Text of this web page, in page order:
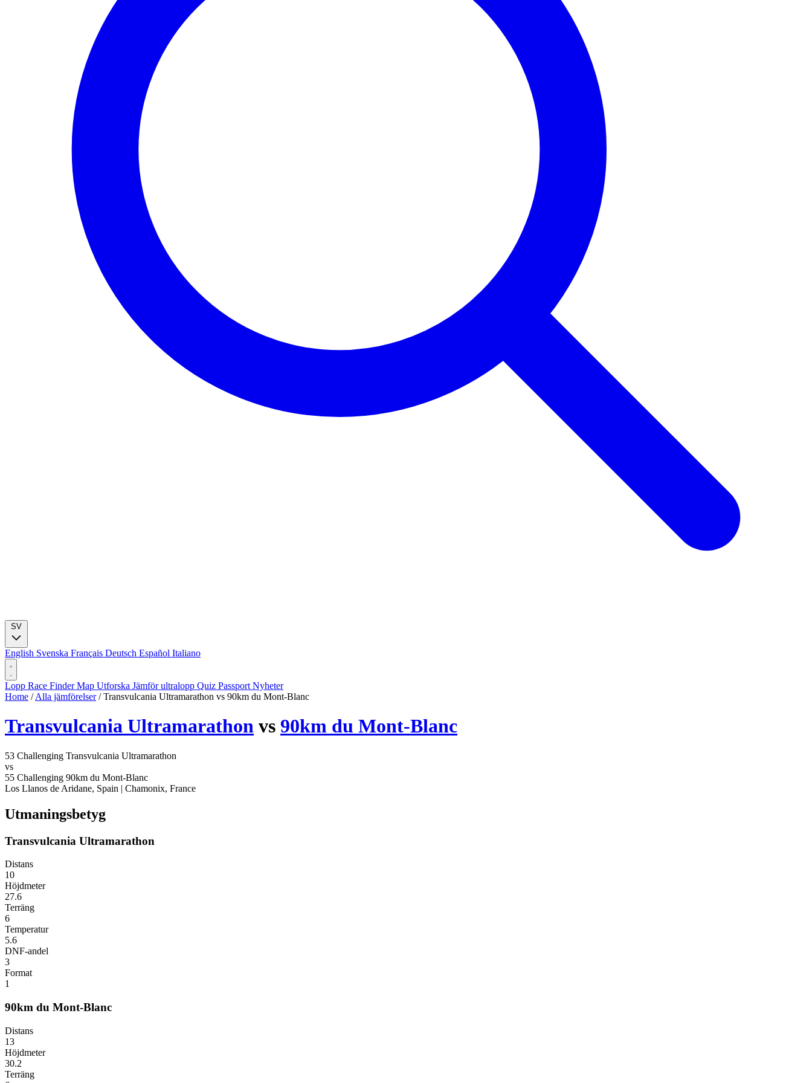
English Svenska Français Deutsch Español Italiano
Lopp Race FinderMap Utforska Jämför ultralopp Quiz Passport Nyheter
Home / Alla jämförelser / Transvulcania Ultramarathon vs 90km du Mont-Blanc
Transvulcania Ultramarathon vs 90km du Mont-Blanc
53 Challenging Transvulcania Ultramarathon
vs
55 Challenging 90km du Mont-Blanc
Los Llanos de Aridane, Spain | Chamonix, France
Utmaningsbetyg
Transvulcania Ultramarathon
Distans
10
Höjdmeter
27.6
Terräng
6
Temperatur
5.6
DNF-andel
3
Format
1
90km du Mont-Blanc
Distans
13
Höjdmeter
30.2
Terräng